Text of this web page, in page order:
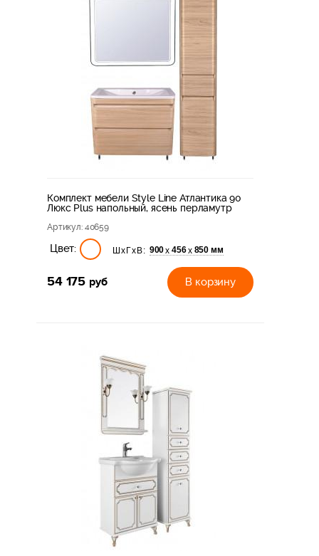
Комплект мебели Style Line Атлантика 90
Люкс Plus напольный, ясень перламутр
Артикул: 40659
Цвет: ШхГхВ: 900х 456х 850 мм
54 175 руб В корзину